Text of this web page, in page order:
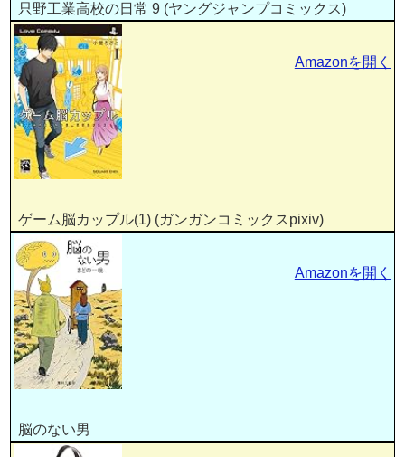
只野工業高校の日常 9 (ヤングジャンプコミックス)
ゲーム脳カップル(1) (ガンガンコミックスpixiv)
Amazonを開く
脳のない男
Amazonを開く